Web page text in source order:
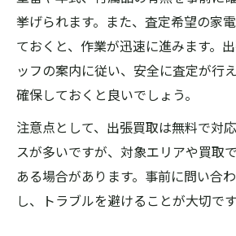
挙げられます。また、査定希望の家
ておくと、作業が迅速に進みます。
ッフの案内に従い、安全に査定が行
確保しておくと良いでしょう。
注意点として、出張買取は無料で対
スが多いですが、対象エリアや買取
ある場合があります。事前に問い合
し、トラブルを避けることが大切です